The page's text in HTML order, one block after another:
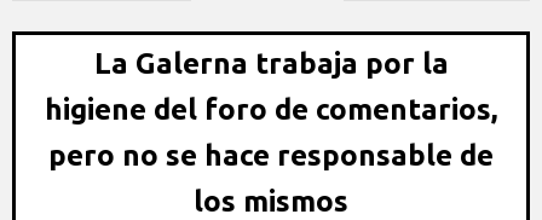
La Galerna trabaja por la
higiene del foro de comentarios,
pero no se hace responsable de
los mismos